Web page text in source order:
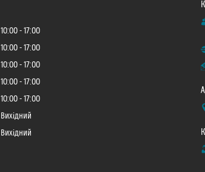
10:00
17:00
10:00
17:00
10:00
17:00
10:00
17:00
10:00
17:00
Вихідний
Вихідний